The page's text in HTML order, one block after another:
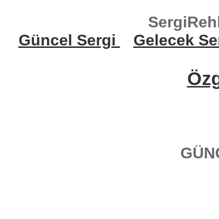
Güncel Sergi
Gelecek